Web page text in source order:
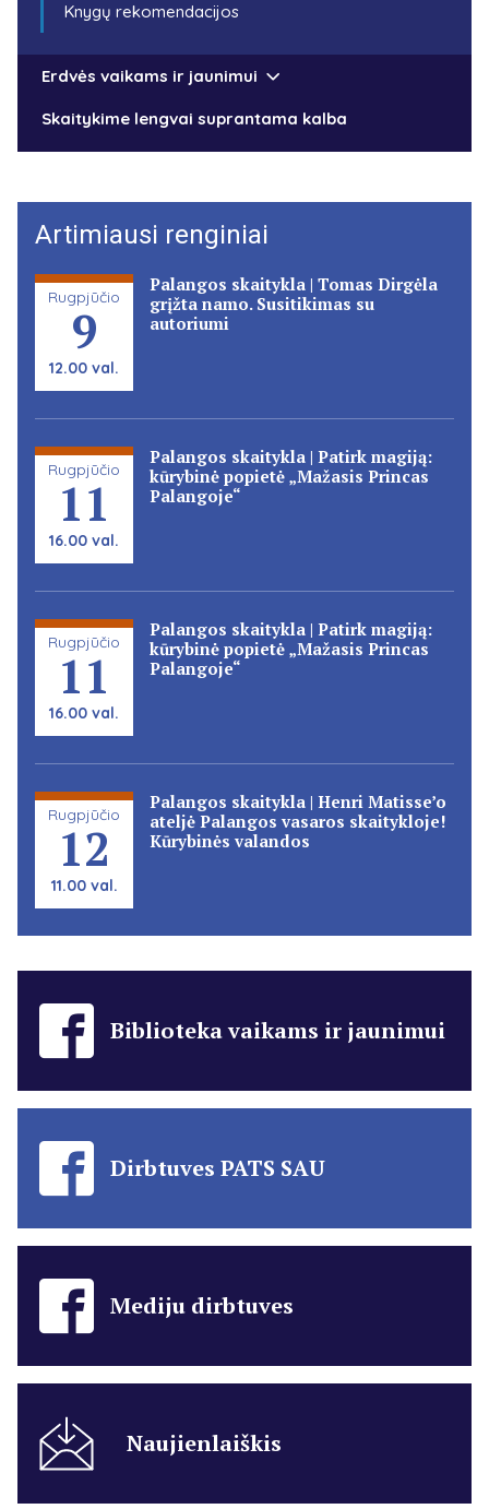
Knygų rekomendacijos
Erdvės vaikams ir jaunimui
Skaitykime lengvai suprantama kalba
Artimiausi renginiai
Rugpjūčio
9
12.00 val.
Palangos skaitykla | Tomas Dirgėla
grįžta namo. Susitikimas su
autoriumi
Rugpjūčio
11
16.00 val.
Palangos skaitykla | Patirk magiją:
kūrybinė popietė „Mažasis Princas
Palangoje“
Rugpjūčio
11
16.00 val.
Palangos skaitykla | Patirk magiją:
kūrybinė popietė „Mažasis Princas
Palangoje“
Rugpjūčio
12
11.00 val.
Palangos skaitykla | Henri Matisse’o
ateljė Palangos vasaros skaitykloje!
Kūrybinės valandos
Biblioteka vaikams ir jaunimui
Dirbtuves PATS SAU
Mediju dirbtuves
Naujienlaiškis